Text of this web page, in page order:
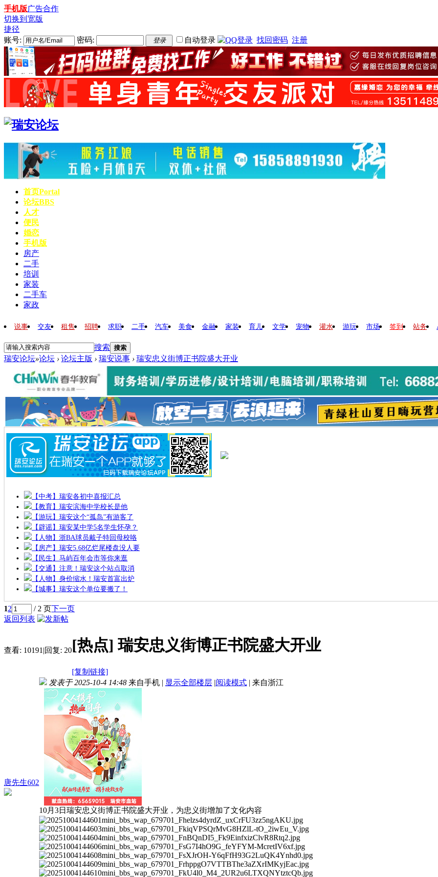
手机版广告合作
切换到宽版
捷径
账号:
密码: 登录 自动登录 找回密码 注册
首页Portal
论坛BBS
人才
便民
婚恋
手机版
房产
二手
培训
家装
二手车
家政
说事 交友 租售 招聘 求职 二手 汽车 美食 金融 家装 育儿 文学 宠物 灌水 游玩 市场 签到 站务
搜索 搜索
瑞安论坛»论坛 › 论坛主版 › 瑞安说事 › 瑞安忠义街博正书院盛大开业
【中考】瑞安各初中喜报汇总
【教育】瑞安滨海中学校长是他
【游玩】瑞安这个“孤岛”有游客了
【辟谣】瑞安某中学5名学生怀孕？
【人物】浙BA球员戴子特回母校咯
【房产】瑞安5.68亿烂尾楼盘没人要
【民生】马屿百年会市等你来逛
【交通】注意！瑞安这个站点取消
【人物】身价缩水！瑞安首富出炉
【城事】瑞安这个单位要搬了！
12 / 2 页下一页
返回列表
查看: 10191 |回复: 20[热点]瑞安忠义街博正书院盛大开业
[复制链接]
唐先生602
发表于 2025-10-4 14:48 来自手机 | 显示全部楼层 |阅读模式 | 来自浙江
10月3日瑞安忠义街博正书院盛大开业，为忠义街增加了文化内容